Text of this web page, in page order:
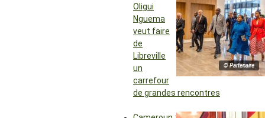
© Partenaire
Oligui
Nguema
veut faire
de
Libreville
un
carrefour
de grandes rencontres